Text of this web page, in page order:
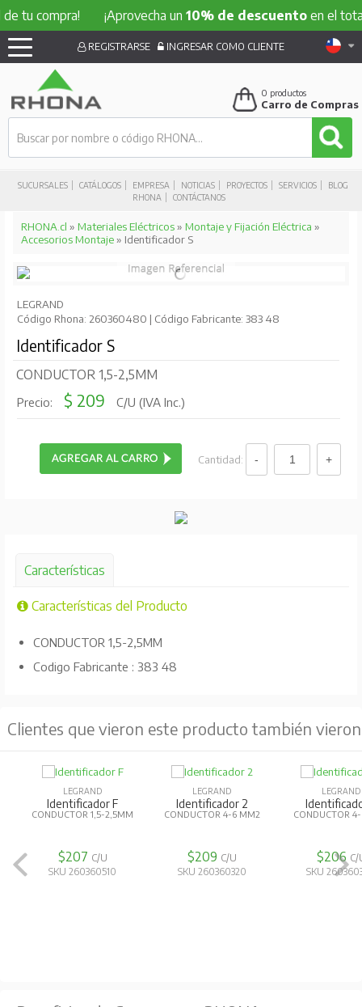
¡Aprovecha un10% de descuentoen el total de tu
SUCURSALES CATÁLOGOS EMPRESA NOTICIAS PROYECTOS SERVICIOS
BLOG
RHONA
CONTÁCTANOS
REGISTRARSE INGRESAR COMO CLIENTE
0 productos
Carro de Compras
RHONA.cl » Materiales Eléctricos» Montaje y Fijación Eléctrica »
Accesorios Montaje» Identificador S
LEGRAND
Código Rhona: 260360480 | Código Fabricante: 383 48
Identificador S
CONDUCTOR 1,5-2,5MM
Precio: $ 209 C/U (IVA Inc.)
Cantidad:
Características
Características del Producto
CONDUCTOR 1,5-2,5MM
Codigo Fabricante : 383 48
Clientes que vieron este producto también vieron
LEGRAND
Identificador F
CONDUCTOR 1,5-2,5MM
$207 C/U
SKU 260360510
LEGRAND
Identificador 2
CONDUCTOR 4-6 MM2
$209 C/U
SKU 260360320
LEGRAND
CONDUCTOR
$206 C/
SKU